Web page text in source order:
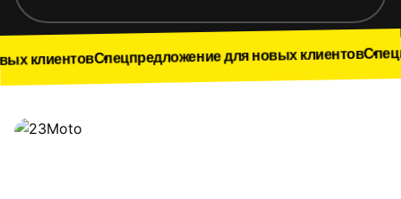
Спецпредложение для новых клиентов
Наши работы